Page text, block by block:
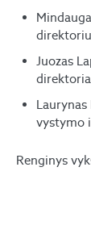
Juozas
vystymo
Renginys